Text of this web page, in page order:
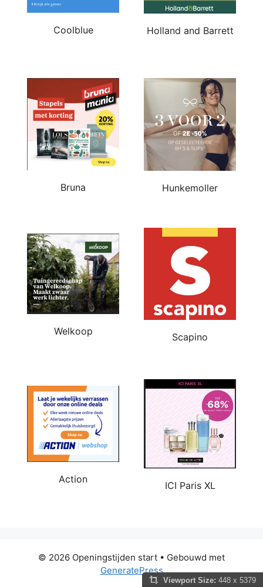
Coolblue Holland and Barrett
Bruna Hunkemoller
Welkoop
Scapino
Action
ICI Paris XL
© 2026 Openingstijden start • Gebouwd met
GeneratePress
Viewport Size: 448 x 5379